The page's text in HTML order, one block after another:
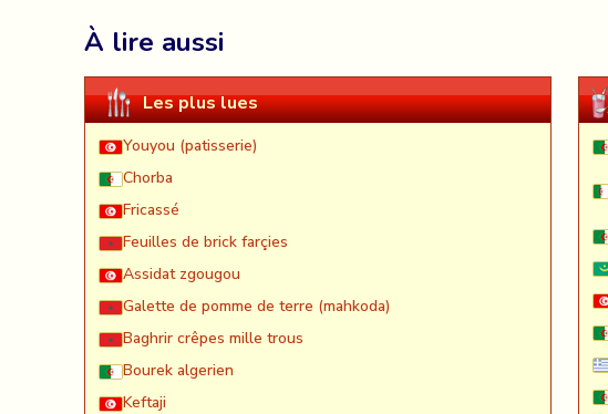
À lire aussi
Les plus lues
Youyou (patisserie)
Chorba
Fricassé
Feuilles de brick farçies
Assidat zgougou
Galette de pomme de terre (mahkoda)
Baghrir crêpes mille trous
Bourek algerien
Keftaji